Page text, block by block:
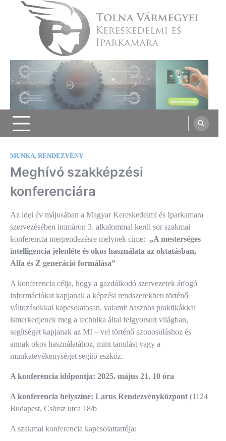
Tolna Vármegyei Kereskedelmi és
Iparkamara
MUNKA, RENDEZVÉNY
Meghívó szakképzési
konferenciára
Az idei év májusában a Magyar Kereskedelmi és Iparkamara
szervezésében immáron 3. alkalommal kerül sor szakmai
konferencia megrendezésre melynek címe: „A mesterséges
intelligencia jelenléte és okos használata az oktatásban,
Alfa és Z generáció formálása”
A konferencia célja, hogy a gazdálkodó szervezetek átfogó
információkat kapjanak a képzési rendszerekben történő
változásokkal kapcsolatosan, valamit hasznos praktikákkal
ismerkedjenek meg a technika által felgyorsult világban,
segítséget kapjanak az MI – vel történő azonosuláshoz és
annak okos használatához, mint tanulást vagy a
munkatevékenységet segítő eszköz.
A konferencia időpontja: 2025. május 21. 10 óra
A konferencia helyszíne: Larus Rendezvényközpont (1124
Budapest, Csörsz utca 18/b
A szakmai konferencia kapcsolattartója: